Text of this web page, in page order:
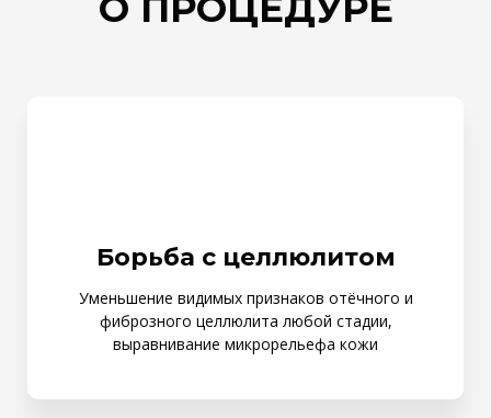
Борьба с целлюлитом
Уменьшение видимых признаков отёчного и
фиброзного целлюлита любой стадии,
выравнивание микрорельефа кожи